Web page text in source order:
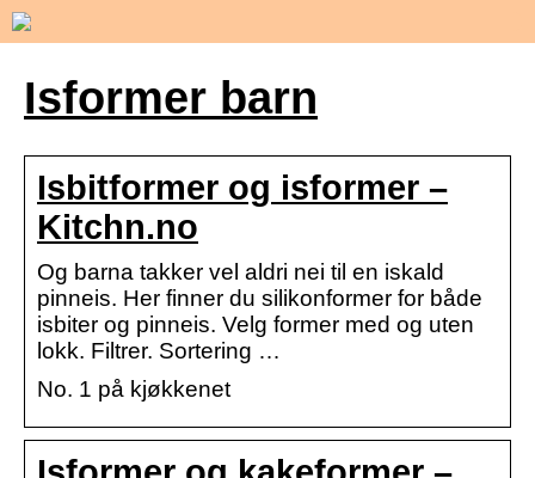
Isformer barn
Isbitformer og isformer –
Kitchn.no
Og barna takker vel aldri nei til en iskald
pinneis. Her finner du silikonformer for både
isbiter og pinneis. Velg former med og uten
lokk. Filtrer. Sortering …
No. 1 på kjøkkenet